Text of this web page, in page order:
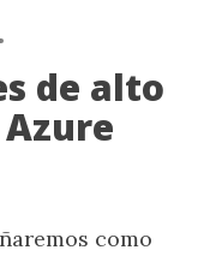
de alto
como